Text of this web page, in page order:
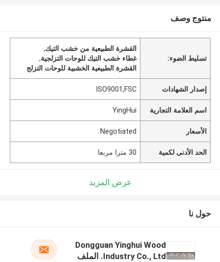
منتوج وصف
تسليط الضوء:
القشرة الطبيعية من خشب التيك,
غطاء خشب التيك للوحات التزلجية,
القشرة الطبيعية الخشبية للوحات التزلج
إصدار الشهادات ISO9001,FSC
اسم العلامة التجارية YingHui
الأسعار Negotiated
الحد الأدنى لكمية 30 مترا مربعا
عرض المزيد
حول نا
Dongguan Yinghui Wood
Industry Co., Ltd. الملف